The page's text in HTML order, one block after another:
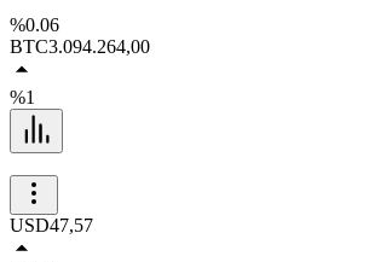
%0.06
BTC3.094.264,00
%1
USD47,57